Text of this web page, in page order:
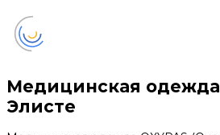
Медицинская одежда
Элисте